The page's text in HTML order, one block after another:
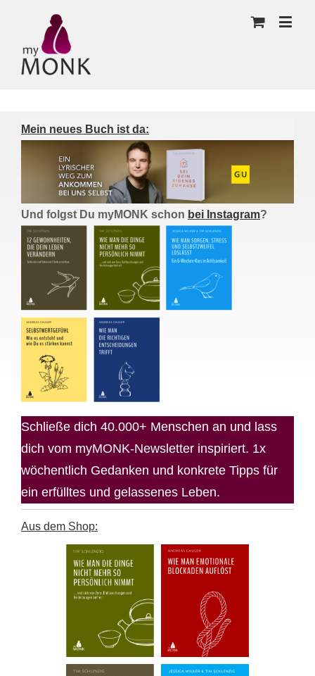
Mein neues Buch ist da:
Und folgst Du myMONK schon bei Instagram?
Schließe dich 40.000+ Menschen an und lass
dich vom myMONK-Newsletter inspiriert. 1x
wöchentlich Gedanken und konkrete Tipps für
ein erfülltes und gelassenes Leben.
Aus dem Shop: